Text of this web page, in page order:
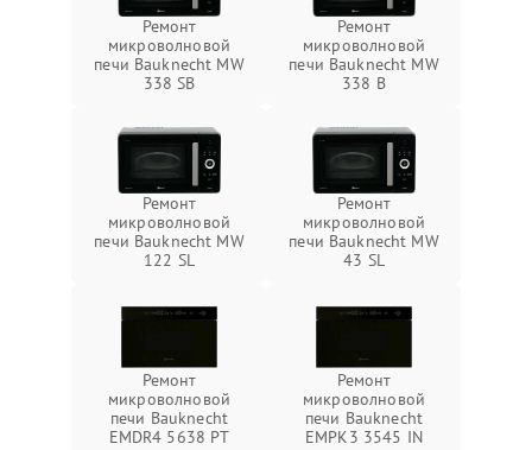
Ремонт
микроволновой
печи Bauknecht MW
338 SB
Ремонт
микроволновой
печи Bauknecht MW
338 B
Ремонт
микроволновой
печи Bauknecht MW
122 SL
Ремонт
микроволновой
печи Bauknecht MW
43 SL
Ремонт
микроволновой
печи Bauknecht
EMDR4 5638 PT
Ремонт
микроволновой
печи Bauknecht
EMPK3 3545 IN